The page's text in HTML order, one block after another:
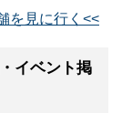
を見に行く<<
イベント掲